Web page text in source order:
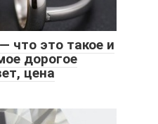
что это такое и
дорогое
цена